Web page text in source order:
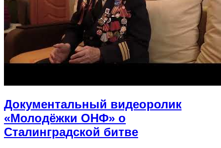
Документальный видеоролик
«Молодёжки ОНФ» о
Сталинградской битве